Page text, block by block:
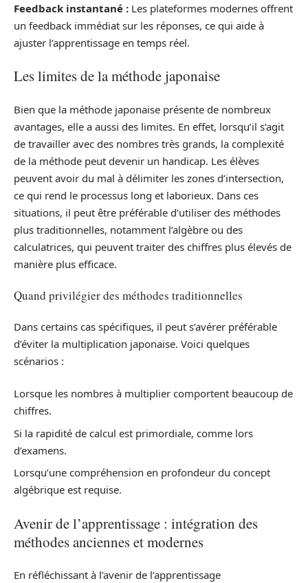
Feedback instantané : Les plateformes modernes offrent
un feedback immédiat sur les réponses, ce qui aide à
ajuster l’apprentissage en temps réel.
Les limites de la méthode japonaise
Bien que la méthode japonaise présente de nombreux
avantages, elle a aussi des limites. En effet, lorsqu’il s’agit
de travailler avec des nombres très grands, la complexité
de la méthode peut devenir un handicap. Les élèves
peuvent avoir du mal à délimiter les zones d’intersection,
ce qui rend le processus long et laborieux. Dans ces
situations, il peut être préférable d’utiliser des méthodes
plus traditionnelles, notamment l’algèbre ou des
calculatrices, qui peuvent traiter des chiffres plus élevés de
manière plus efficace.
Quand privilégier des méthodes traditionnelles
Dans certains cas spécifiques, il peut s’avérer préférable
d’éviter la multiplication japonaise. Voici quelques
scénarios :
Lorsque les nombres à multiplier comportent beaucoup de
chiffres.
Si la rapidité de calcul est primordiale, comme lors
d’examens.
Lorsqu’une compréhension en profondeur du concept
algébrique est requise.
Avenir de l’apprentissage : intégration des
méthodes anciennes et modernes
En réfléchissant à l’avenir de l’apprentissage